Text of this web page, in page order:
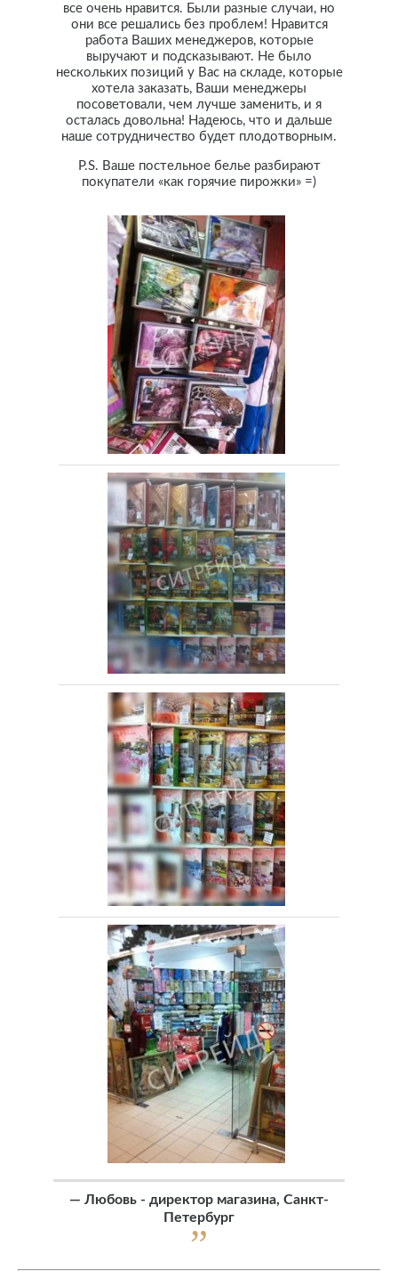
все очень нравится. Были разные случаи, но
они все решались без проблем! Нравится
работа Ваших менеджеров, которые
выручают и подсказывают. Не было
нескольких позиций у Вас на складе, которые
хотела заказать, Ваши менеджеры
посоветовали, чем лучше заменить, и я
осталась довольна! Надеюсь, что и дальше
наше сотрудничество будет плодотворным.
P.S. Ваше постельное белье разбирают
покупатели «как горячие пирожки» =)
— Любовь - директор магазина, Санкт-
Петербург